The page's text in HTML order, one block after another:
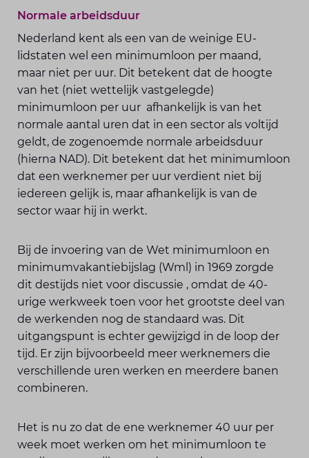
Normale arbeidsduur
Nederland kent als een van de weinige EU-
lidstaten wel een minimumloon per maand,
maar niet per uur. Dit betekent dat de hoogte
van het (niet wettelijk vastgelegde)
minimumloon per uur afhankelijk is van het
normale aantal uren dat in een sector als voltijd
geldt, de zogenoemde normale arbeidsduur
(hierna NAD). Dit betekent dat het minimumloon
dat een werknemer per uur verdient niet bij
iedereen gelijk is, maar afhankelijk is van de
sector waar hij in werkt.
Bij de invoering van de Wet minimumloon en
minimumvakantiebijslag (Wml) in 1969 zorgde
dit destijds niet voor discussie , omdat de 40-
urige werkweek toen voor het grootste deel van
de werkenden nog de standaard was. Dit
uitgangspunt is echter gewijzigd in de loop der
tijd. Er zijn bijvoorbeeld meer werknemers die
verschillende uren werken en meerdere banen
combineren.
Het is nu zo dat de ene werknemer 40 uur per
week moet werken om het minimumloon te